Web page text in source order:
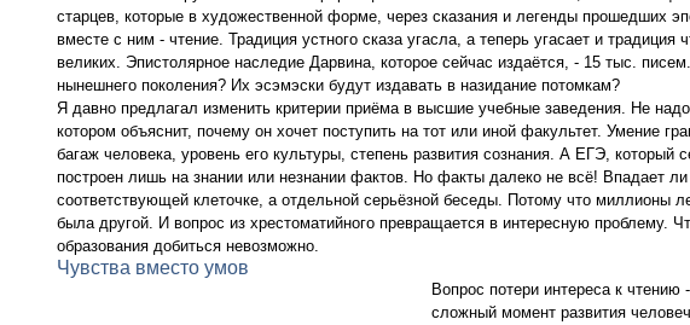
старцев, которые в художественной форме, через сказания и легенды прошедших
вместе с ним - чтение. Традиция устного сказа угасла, а теперь угасает и
великих. Эпистолярное наследие Дарвина, которое сейчас издаётся, - 15 тыс.
нынешнего поколения? Их эсэмэски будут издавать в назидание потомкам?
Я давно предлагал изменить критерии приёма в высшие учебные заведения. Не
котором объяснит, почему он хочет поступить на тот или иной факультет. Умение
багаж человека, уровень его культуры, степень развития сознания. А ЕГЭ,
построен лишь на знании или незнании фактов. Но факты далеко не всё! Впадает
соответствующей клеточке, а отдельной серьёзной беседы. Потому что миллионы
была другой. И вопрос из хрестоматийного превращается в интересную проблему.
образования добиться невозможно.
Чувства вместо умов
Вопрос потери интереса к
сложный момент развития